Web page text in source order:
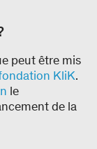
peut être mis
KliK.
le
de la